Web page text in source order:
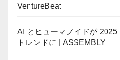
VentureBeat
AI とヒューマノイドが
トレンドに | ASSEMBLY